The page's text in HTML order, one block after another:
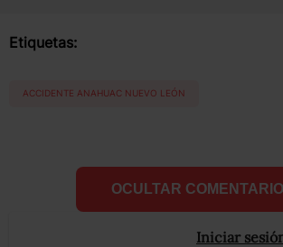
Etiquetas:
ACCIDENTE ANAHUAC NUEVO LEÓN
OCULTAR
Iniciar